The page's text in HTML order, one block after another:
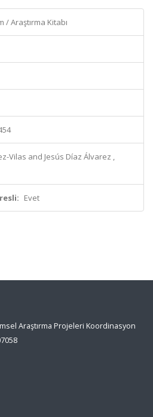
/ Araştırma Kitabı
Vilas and Jesús Díaz Álvarez ,
Evet
Araştırma Projeleri Koordinasyon